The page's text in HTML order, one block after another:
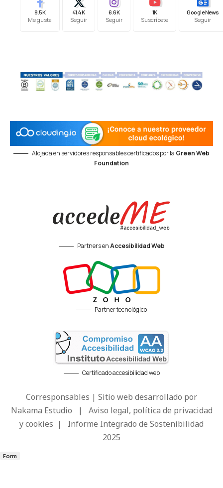
9.5K
Me gusta
41.4K
Seguir
6.6K
Seguir
1K
Suscríbete
Google News
Seguir
Alojada en servidores responsables certificados por la Green Web
Foundation
Partners enAccesibilidad Web
Partner tecnológico
Certificado accesibilidad web
Corresponsables | Sitio web desarrollado por
Nakama Estudio | Aviso legal, política de privacidad
y cookies | Informe Integrado de Sostenibilidad
2025
Form